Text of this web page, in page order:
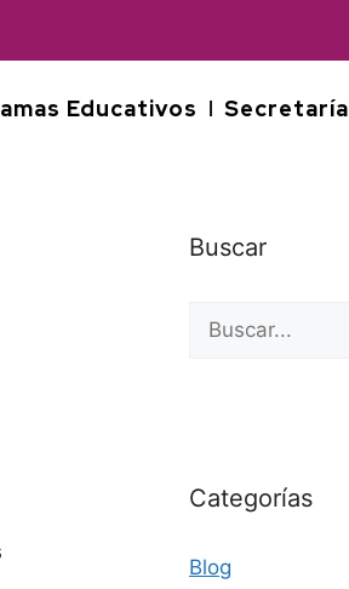
Educativos Secretaría
Buscar
Categorías
Blog